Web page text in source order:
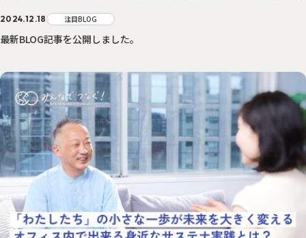
2024.12.18 注目BLOG
最新BLOG記事を公開しました。